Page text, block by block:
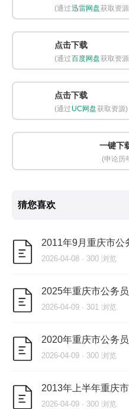
(通过迅雷网盘获取资
点击下载
(通过百度网盘获取资
点击下载
(通过 UC网盘获取资源)
一键下
(申论历
猜您喜欢
2011年9月重庆市公
2026-04-08 · 300 浏览
2025年重庆市公务
2026-04-09 · 301 浏览
2020年重庆市公务
2026-04-09 · 300 浏览
2013年上半年重庆
2026-04-09 · 300 浏览